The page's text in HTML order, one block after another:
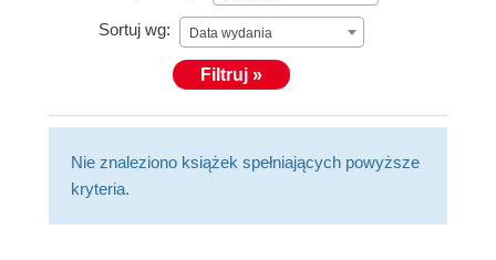
Sortuj wg: Data wydania
Filtruj »
Nie znaleziono książek spełniających powyższe
kryteria.